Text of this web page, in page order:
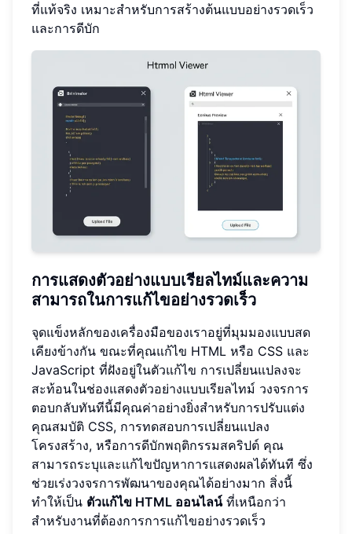
ที่แท้จริง เหมาะสำหรับการสร้างต้นแบบอย่างรวดเร็ว
และการดีบัก
การแสดงตัวอย่างแบบเรียลไทม์และความ
สามารถในการแก้ไขอย่างรวดเร็ว
จุดแข็งหลักของเครื่องมือของเราอยู่ที่มุมมองแบบสด
เคียงข้างกัน ขณะที่คุณแก้ไข HTML หรือ CSS และ
JavaScript ที่ฝังอยู่ในตัวแก้ไข การเปลี่ยนแปลงจะ
สะท้อนในช่องแสดงตัวอย่างแบบเรียลไทม์ วงจรการ
ตอบกลับทันทีนี้มีคุณค่าอย่างยิ่งสำหรับการปรับแต่ง
คุณสมบัติ CSS, การทดสอบการเปลี่ยนแปลง
โครงสร้าง, หรือการดีบักพฤติกรรมสคริปต์ คุณ
สามารถระบุและแก้ไขปัญหาการแสดงผลได้ทันที ซึ่ง
ช่วยเร่งวงจรการพัฒนาของคุณได้อย่างมาก สิ่งนี้
ทำให้เป็น ตัวแก้ไข HTML ออนไลน์ที่เหนือกว่า
สำหรับงานที่ต้องการการแก้ไขอย่างรวดเร็ว